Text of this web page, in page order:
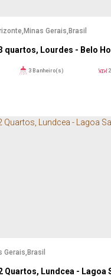
quartos, Lourdes - Belo
Minas Gerais Brasil
3 Banheiro(s) 2
Quartos, Lundcea - Lagoa
Gerais Brasil